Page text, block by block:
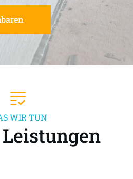
WIR TUN